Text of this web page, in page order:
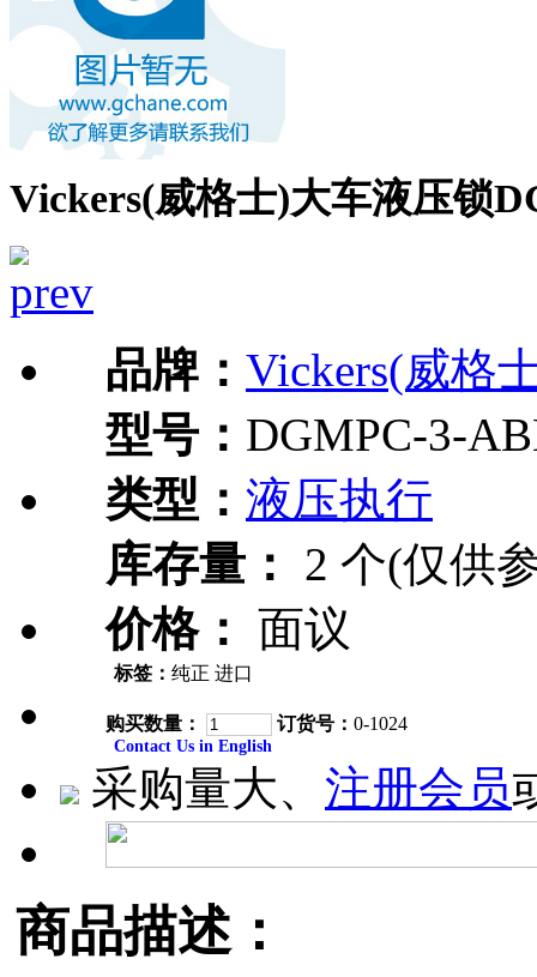
Vickers(威格士)大车液压锁
品牌： Vickers(威格
型号： DGMPC-3-
类型： 液压执行
库存量：
2 个(仅供
价格： 面议
标签： 纯正 进口
购买数量： 订货号： 0-1024
Contact Us in English
采购量大、 注册会员
商品描述：